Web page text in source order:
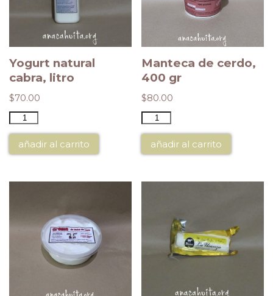
Yogurt natural
cabra, litro
$70.00
añadir al carrito
Manteca de cerdo,
400 gr
$80.00
añadir al carrito